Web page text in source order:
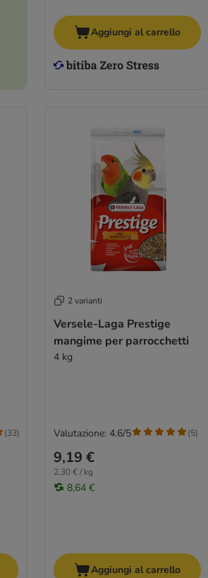
Aggiungi al carrello
(33)
2 varianti
Versele-Laga Prestige
mangime per parrocchetti
4 kg
9,19 €
2,30 € / kg
8,64 €
Valutazione: 4.6/5 (5)
Aggiungi al carrello